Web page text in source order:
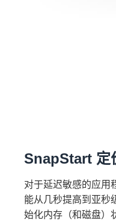
SnapStart 定
对于延迟敏感的应用
能从几秒提高到亚秒
始化内存（和磁盘）